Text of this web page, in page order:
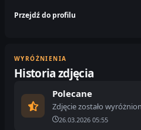
Przejdź do profilu
WYRÓŻNIENIA
Historia zdjęcia
Polecane
Zdjęcie zostało
26.03.2026 05:55